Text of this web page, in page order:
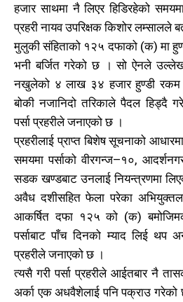
हजार साथमा नै लिएर हिडिरहेको
प्रहरी नायव उपरिक्षक किशोर लम्सालले
मुलुकी संहिताको १२५ दफाको (क) मा
भनी बर्जित गरेको छ । सो ऐनले
नखुलेको ४ लाख ३४ हजार हुण्डी रकम
बोकी नजानिदो तरिकाले पैदल हिड्दै
पर्सा प्रहरीले जनाएको छ ।
प्रहरीलाई प्राप्त बिशेष सूचनाको
समयमा पर्साको वीरगन्ज–१०,
सडक खण्डबाट उनलाई नियन्त्रणमा
अवैध दशीसहित फेला परेका
आकर्षित दफा १२५ को (क)
पर्साबाट पाँच दिनको म्याद लिई थप
प्रहरीले जनाएको छ ।
त्यसै गरी पर्सा प्रहरीले आईतबार नै
अर्का एक अधवैशेलाई पनि पक्राउ